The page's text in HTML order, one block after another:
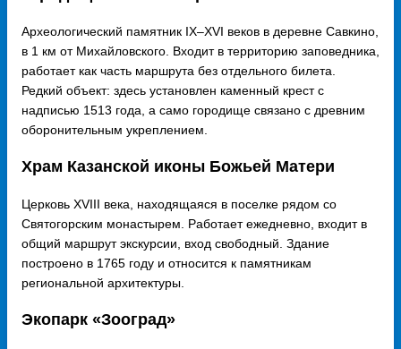
Археологический памятник IX–XVI веков в деревне Савкино,
в 1 км от Михайловского. Входит в территорию заповедника,
работает как часть маршрута без отдельного билета.
Редкий объект: здесь установлен каменный крест с
надписью 1513 года, а само городище связано с древним
оборонительным укреплением.
Храм Казанской иконы Божьей Матери
Церковь XVIII века, находящаяся в поселке рядом со
Святогорским монастырем. Работает ежедневно, входит в
общий маршрут экскурсии, вход свободный. Здание
построено в 1765 году и относится к памятникам
региональной архитектуры.
Экопарк «Зооград»